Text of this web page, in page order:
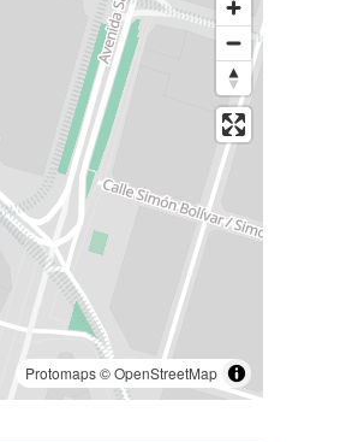
Protomaps©OpenStreetMap